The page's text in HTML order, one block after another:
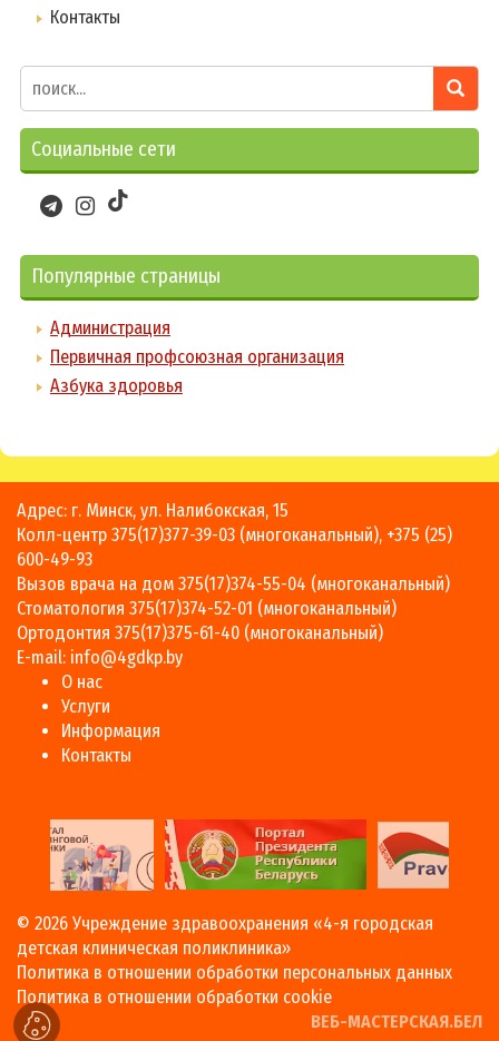
Контакты
Социальные сети
Популярные страницы
Администрация
Первичная профсоюзная организация
Азбука здоровья
Адрес: г. Минск, ул. Налибокская, 15
Колл-центр 375(17)377-39-03 (многоканальный), +375 (25)
600-49-93
Вызов врача на дом 375(17)374-55-04 (многоканальный)
Стоматология 375(17)374-52-01 (многоканальный)
Ортодонтия 375(17)375-61-40 (многоканальный)
E-mail: info@4gdkp.by
О нас
Услуги
Информация
Контакты
© 2026 Учреждение здравоохранения «4-я городская
детская клиническая поликлиника»
Политика в отношении обработки персональных данных
Политика в отношении обработки cookie
ВЕБ-МАСТЕРСКАЯ.БЕЛ